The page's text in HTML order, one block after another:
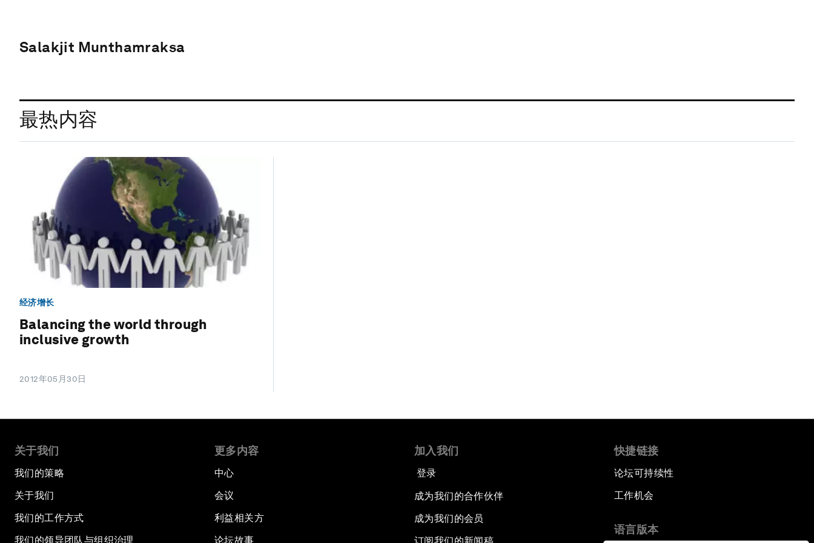
Salakjit Munthamraksa
最热内容
经济增长
Balancing the world through
inclusive growth
2012年05月30日
关于我们
我们的策略
关于我们
我们的工作方式
我们的领导团队与组织治理
更多内容
中心
会议
利益相关方
论坛故事
加入我们
登录
成为我们的合作伙伴
成为我们的会员
快捷链接
论坛可持续性
工作机会
语言版本